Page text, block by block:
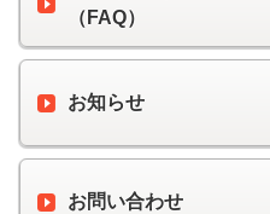
（FAQ）
お知らせ
お問い合わせ